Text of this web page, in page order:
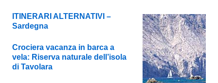
ITINERARI ALTERNATIVI –
Sardegna
Crociera vacanza in barca a
vela: Riserva naturale dell’isola
di Tavolara